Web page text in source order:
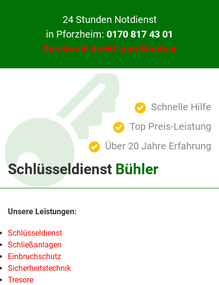
24 Stunden Notdienst
in Pforzheim: 0170 817 43 01
Durchwahl direkt zum Monteur
Schnelle Hilfe
Top Preis-Leistung
Über 20 Jahre Erfahrung
Schlüsseldienst Bühler
Schlüsseldienst
Schließanlagen
Einbruchschutz
Sicherheitstechnik
Tresore